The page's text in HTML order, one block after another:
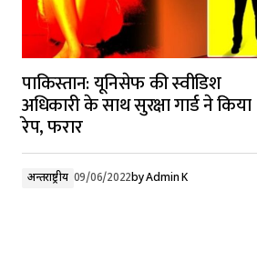
पाकिस्तान: यूनिसेफ की स्वीडिश
अधिकारी के साथ सुरक्षा गार्ड ने किया
रेप, फरार
अन्तर्राष्ट्रीय 09/06/2022byAdmin K